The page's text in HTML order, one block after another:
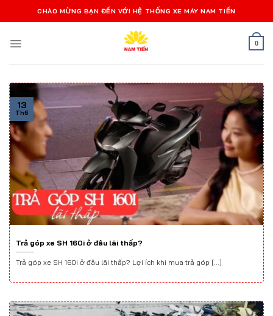
qua
dung
CHÀO MỪNG BẠN ĐẾN VỚI HỆ THỐNG XE MÁY NAM TIẾN
0
Trả góp xe SH 160i ở đâu lãi thấp?
Trả góp xe SH 160i ở đâu lãi thấp? Lợi ích khi mua trả góp [...]
13
Th6